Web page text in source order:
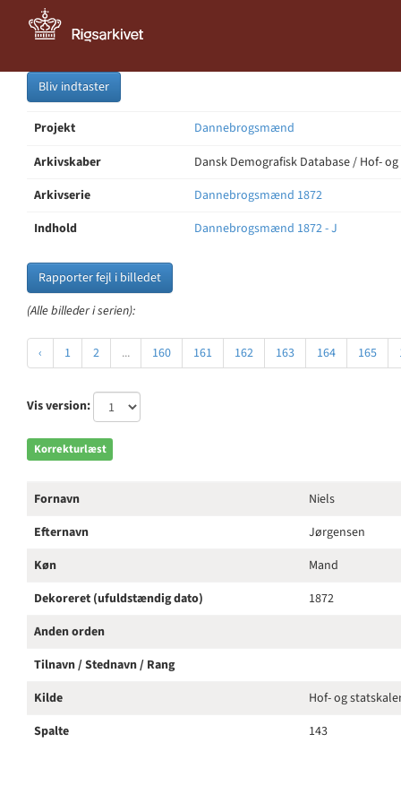
Bliv indtaster
Projekt
Dannebrogsmænd
Arkivskaber
Dansk Demografisk Database / Hof-
Arkivserie
Dannebrogsmænd 1872
Indhold
Dannebrogsmænd 1872 - J
Rapporter fejl i billedet
(Alle billeder i serien):
‹ 1 2 ... 160 161 162 163 164 165
Vis version:
Korrekturlæst
Fornavn
Niels
Efternavn
Jørgensen
Køn
Mand
Dekoreret (ufuldstændig dato)
1872
Anden orden
Tilnavn / Stednavn / Rang
Kilde
Hof- og
Spalte
143